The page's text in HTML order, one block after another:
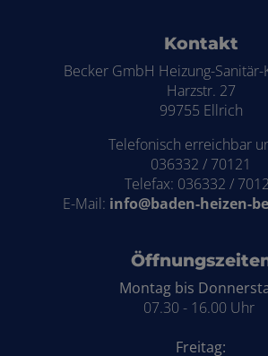
Kontakt
Becker GmbH Heizung-
Harzstr. 27
99755 Ellrich
Telefonisch erreichbar
036332 / 70121
Telefax: 036332 /
E-Mail: info@baden-heizen-
Montag bis
07.30 - 16.00 Uhr
Freitag: